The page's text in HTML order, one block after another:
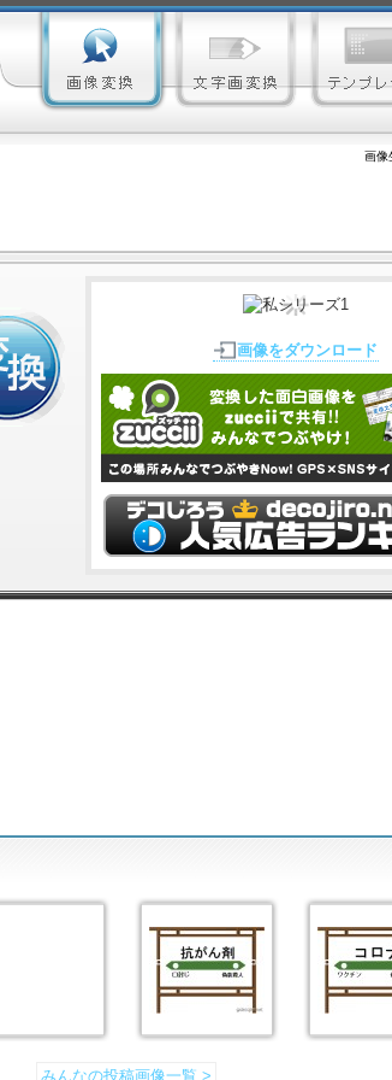
画
画像をダウンロード
みんなの投稿画像一覧 >